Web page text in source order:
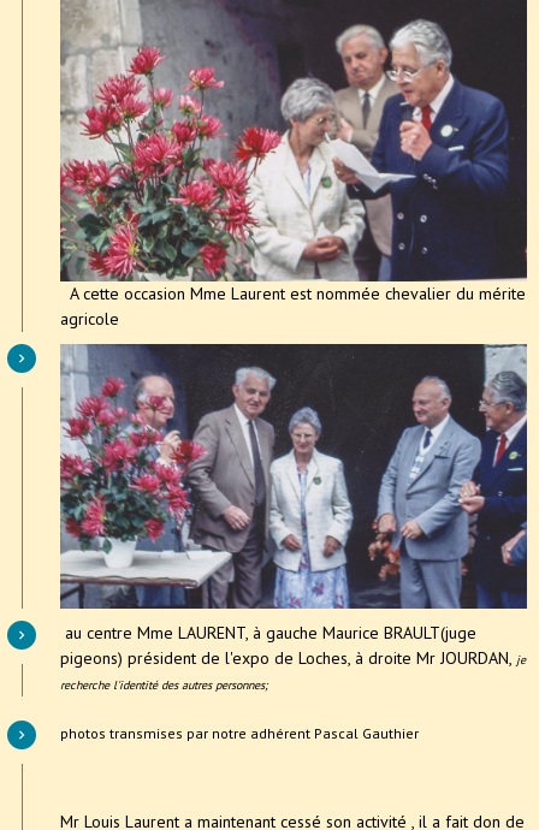
A cette occasion Mme Laurent est nommée chevalier du mérite
agricole
au centre Mme LAURENT, à gauche Maurice BRAULT(juge
pigeons) président de l'expo de Loches, à droite Mr JOURDAN, je
recherche l'identité des autres personnes;
photos transmises par notre adhérent Pascal Gauthier
Mr Louis Laurent a maintenant cessé son activité , il a fait don de